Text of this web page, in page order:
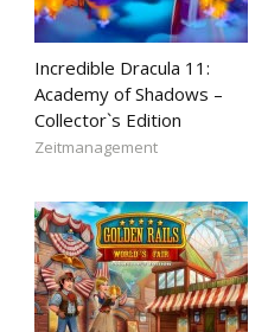
Incredible Dracula 11:
Academy of Shadows –
Collector`s Edition
Zeitmanagement